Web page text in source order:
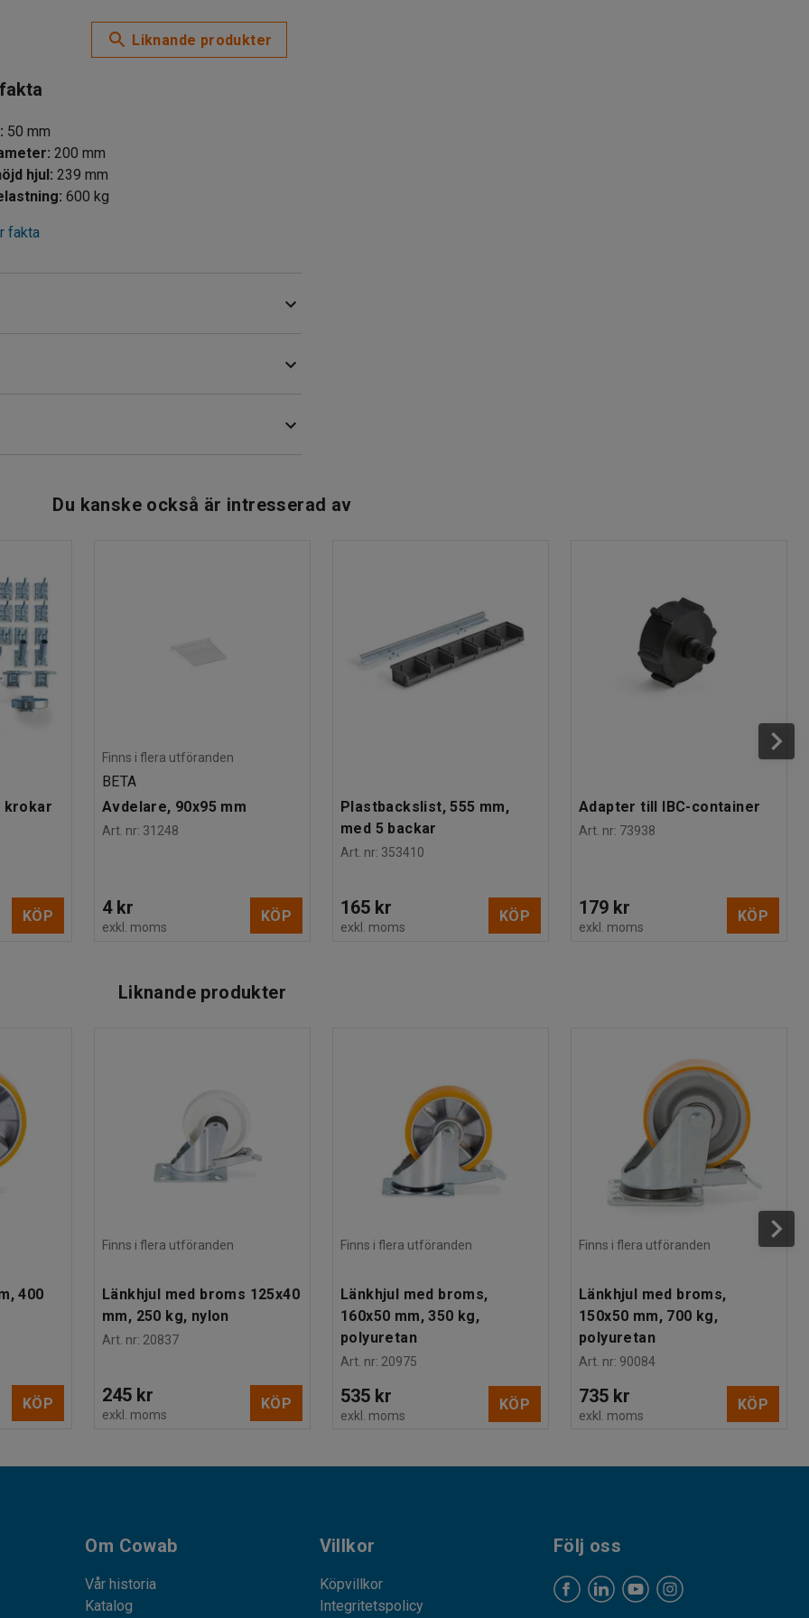
Liknande produkter
: 50 mm
: 200 mm
hjul : 239 mm
: 600 kg
fakta
olja och organiska lösningsmedel.
Du kanske också är intresserad av
krokar
KÖP
Finns i flera utföranden
BETA
Avdelare, 90x95 mm
Art. nr: 31248
4 kr
exkl. moms
KÖP
Plastbackslist, 555 mm,
med 5 backar
Art. nr: 353410
165 kr
exkl. moms
KÖP
Adapter till IBC-container
Art. nr: 73938
179 kr
exkl. moms
KÖP
Liknande produkter
400
KÖP
Finns i flera utföranden
Länkhjul med broms 125x40
mm, 250 kg, nylon
Art. nr: 20837
245 kr
exkl. moms
KÖP
Finns i flera utföranden
Länkhjul med broms,
160x50 mm, 350 kg,
polyuretan
Art. nr: 20975
535 kr
exkl. moms
KÖP
Finns i flera utföranden
Länkhjul med broms,
150x50 mm, 700 kg,
polyuretan
Art. nr: 90084
735 kr
exkl. moms
KÖP
Om Cowab
Vår historia
Katalog
Villkor
Köpvillkor
Integritetspolicy
Följ oss